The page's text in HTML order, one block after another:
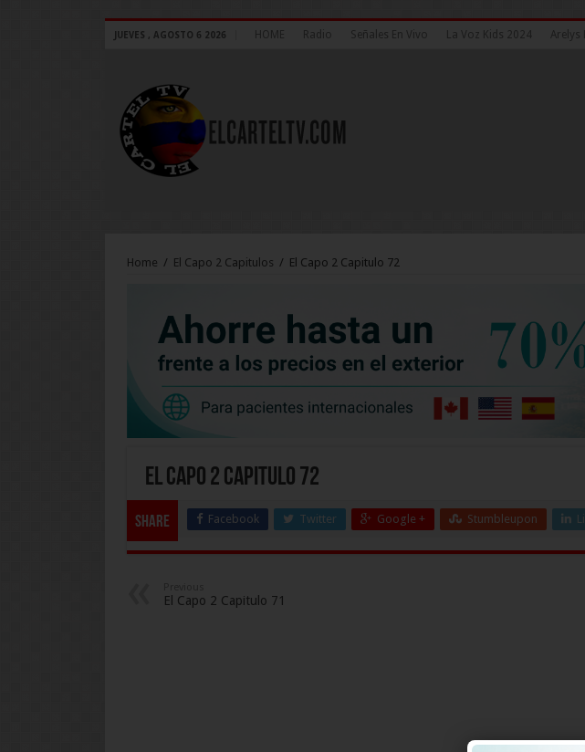
JUEVES , AGOSTO 6 2026 HOME Radio Señales En Vivo La Voz Kids 2024 Arelys
Home / El Capo 2 Capitulos / El Capo 2 Capitulo 72
El Capo 2 Capitulo 72
Share Facebook Twitter Google + Stumbleupon
El Capo 2 Capitulo 71